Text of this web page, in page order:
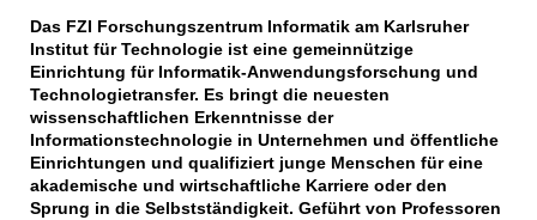
Das FZI Forschungszentrum Informatik am Karlsruher
Institut für Technologie ist eine gemeinnützige
Einrichtung für Informatik-Anwendungsforschung und
Technologietransfer. Es bringt die neuesten
wissenschaftlichen Erkenntnisse der
Informationstechnologie in Unternehmen und öffentliche
Einrichtungen und qualifiziert junge Menschen für eine
akademische und wirtschaftliche Karriere oder den
Sprung in die Selbstständigkeit. Geführt von Professoren